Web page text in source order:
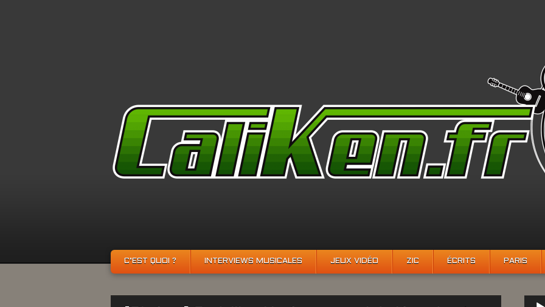
C’EST QUOI ? INTERVIEWS MUSICALES JEUX VIDÉO ZIC ÉCRITS PARIS